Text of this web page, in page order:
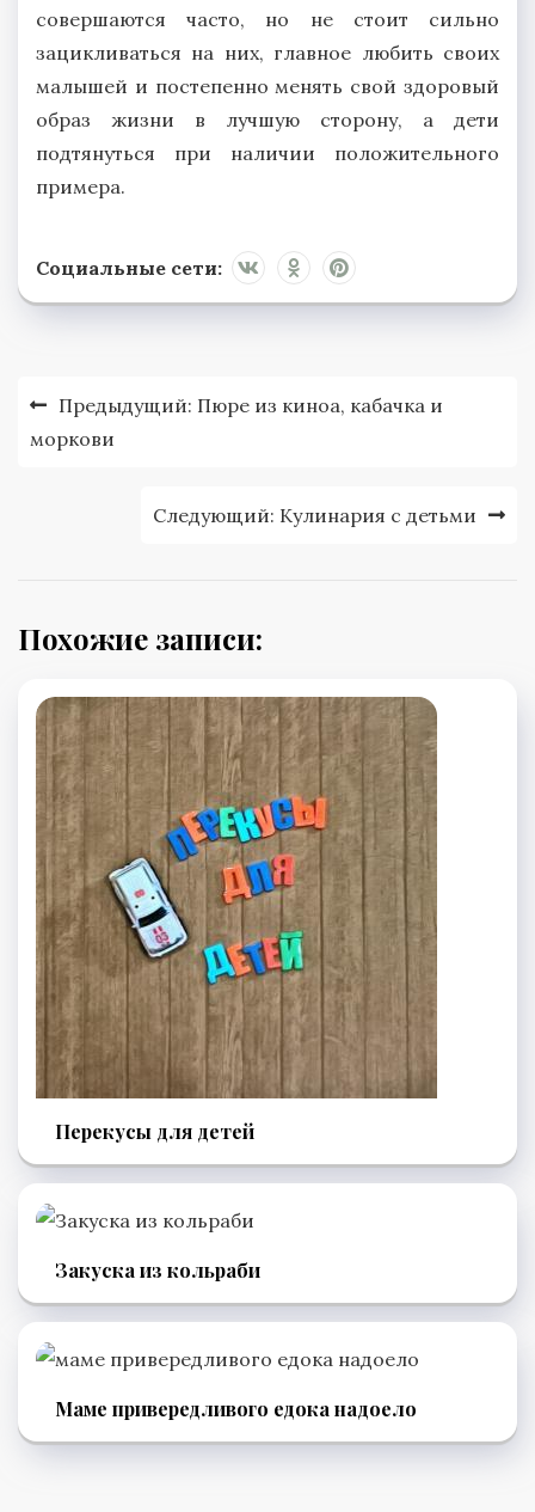
совершаются часто, но не стоит сильно
зацикливаться на них, главное любить своих
малышей и постепенно менять свой здоровый
образ жизни в лучшую сторону, а дети
подтянуться при наличии положительного
примера.
Социальные сети:
Навигация
по
Предыдущий: Пюре из киноа, кабачка и
моркови
Следующий: Кулинария с детьми
Похожие записи:
Перекусы для детей
Закуска из кольраби
Маме привередливого едока надоело